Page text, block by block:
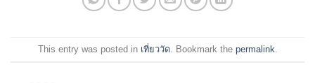
This entry was posted in เที่ยววัด. Bookmark the permalink